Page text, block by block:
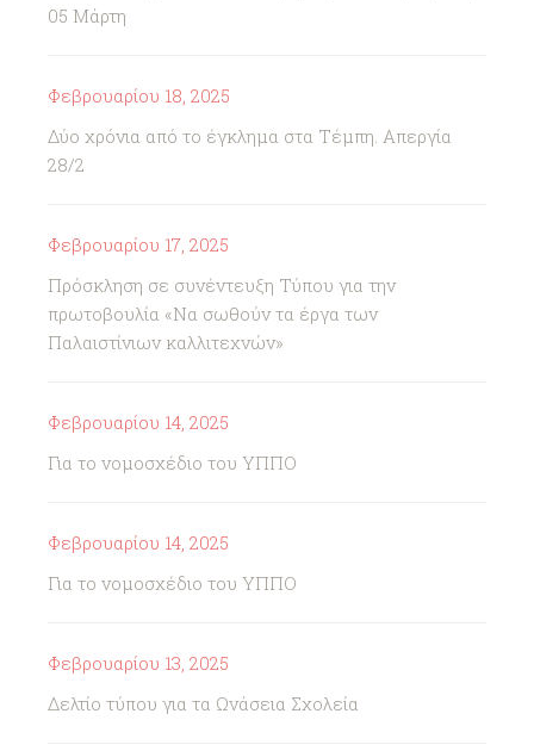
05 Μάρτη
Φεβρουαρίου 18, 2025
Δύο χρόνια από το έγκλημα στα Τέμπη. Απεργία
28/2
Φεβρουαρίου 17, 2025
Πρόσκληση σε συνέντευξη Τύπου για την
πρωτοβουλία «Να σωθούν τα έργα των
Παλαιστίνιων καλλιτεχνών»
Φεβρουαρίου 14, 2025
Για το νομοσχέδιο του ΥΠΠΟ
Φεβρουαρίου 14, 2025
Για το νομοσχέδιο του ΥΠΠΟ
Φεβρουαρίου 13, 2025
Δελτίο τύπου για τα Ωνάσεια Σχολεία